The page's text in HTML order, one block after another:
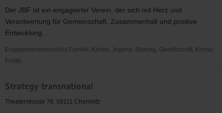
Der JBF ist ein engagierter Verein, der sich mit Herz und
Verantwortung für Gemeinschaft, Zusammenhalt und positive
Entwicklung...
Engagementbereich(e) Familie, Kinder, Jugend, Bildung, Gesellschaft, Kirche,
Politik
in
der
Strategy transnational
Theaterstrasse 76, 09111 Chemnitz